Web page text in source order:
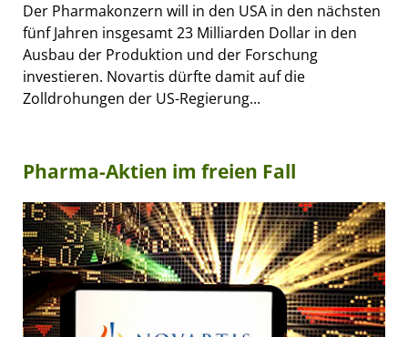
Der Pharmakonzern will in den USA in den nächsten
fünf Jahren insgesamt 23 Milliarden Dollar in den
Ausbau der Produktion und der Forschung
investieren. Novartis dürfte damit auf die
Zolldrohungen der US-Regierung...
Pharma-Aktien im freien Fall